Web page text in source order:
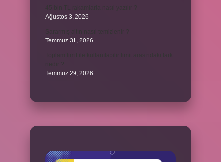
Ağustos 3, 2026
Temmuz 31, 2026
Temmuz 29, 2026